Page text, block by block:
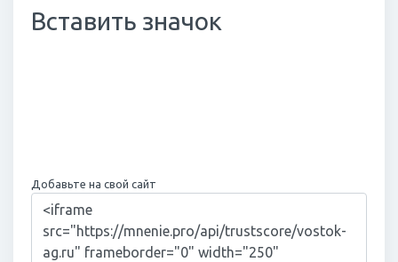
Вставить значок
Добавьте на свой сайт